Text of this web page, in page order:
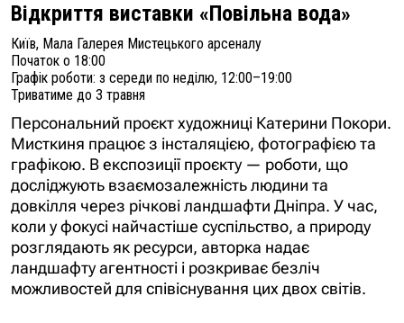
Відкриття виставки «Повільна вода»
Київ, Мала Галерея Мистецького арсеналу
Початок о 18:00
Графік роботи: з середи по неділю, 12:00–19:00
Триватиме до 3 травня
Персональний проєкт художниці Катерини Покори.
Мисткиня працює з інсталяцією, фотографією та
графікою. В експозиції проєкту — роботи, що
досліджують взаємозалежність людини та
довкілля через річкові ландшафти Дніпра. У час,
коли у фокусі найчастіше суспільство, а природу
розглядають як ресурси, авторка надає
ландшафту агентності і розкриває безліч
можливостей для співіснування цих двох світів.